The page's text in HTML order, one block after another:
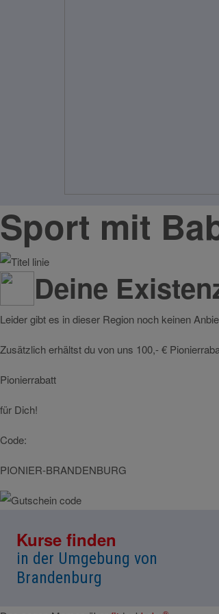
Sport mit
Deine
Leider gibt es in dieser Region noch keinen
Zusätzlich erhältst du von uns 100,- €
Pionierrabatt
für Dich!
Code:
PIONIER-BRANDENBURG
Kurse finden
in der Umgebung von
Brandenburg